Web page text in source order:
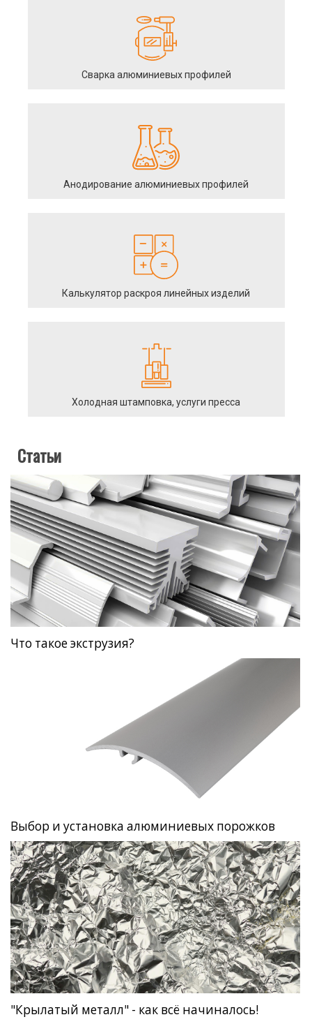
Сварка алюминиевых профилей
Анодирование алюминиевых профилей
Калькулятор раскроя линейных изделий
Холодная штамповка, услуги пресса
Статьи
Что такое экструзия?
Выбор и установка алюминиевых порожков
"Крылатый металл" - как всё начиналось!